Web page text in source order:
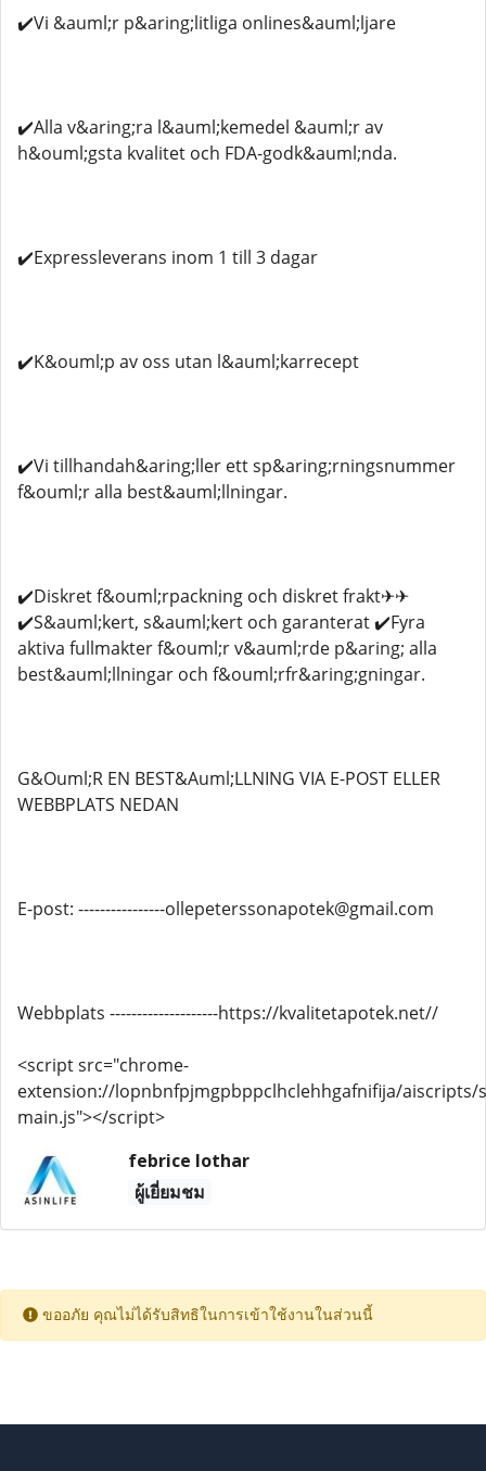
✔️Vi &auml;r p&aring;litliga onlines&auml;ljare
✔️Alla v&aring;ra l&auml;kemedel &auml;r av
h&ouml;gsta kvalitet och FDA-godk&auml;nda.
✔️Expressleverans inom 1 till 3 dagar
✔️K&ouml;p av oss utan l&auml;karrecept
✔️Vi tillhandah&aring;ller ett sp&aring;rningsnummer
f&ouml;r alla best&auml;llningar.
✔️Diskret f&ouml;rpackning och diskret frakt✈✈
✔️S&auml;kert, s&auml;kert och garanterat ✔️Fyra
aktiva fullmakter f&ouml;r v&auml;rde p&aring; alla
best&auml;llningar och f&ouml;rfr&aring;gningar.
G&Ouml;R EN BEST&Auml;LLNING VIA E-POST ELLER
WEBBPLATS NEDAN
E-post: ----------------ollepeterssonapotek@gmail.com
Webbplats --------------------https://kvalitetapotek.net//
<script src="chrome-
extension://lopnbnfpjmgpbppclhclehhgafnifija/aiscripts/
main.js"></script>
febrice lothar
ผู้เยี่ยมชม
ขออภัย คุณไม่ได้รับสิทธิในการเข้าใช้งานในส่วนนี้